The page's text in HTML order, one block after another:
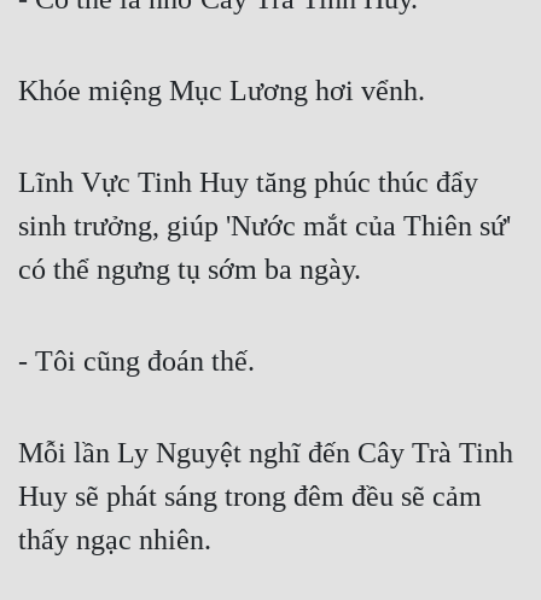
Khóe miệng Mục Lương hơi vểnh.
Lĩnh Vực Tinh Huy tăng phúc thúc đẩy
sinh trưởng, giúp 'Nước mắt của Thiên sứ'
có thể ngưng tụ sớm ba ngày.
- Tôi cũng đoán thế.
Mỗi lần Ly Nguyệt nghĩ đến Cây Trà Tinh
Huy sẽ phát sáng trong đêm đều sẽ cảm
thấy ngạc nhiên.